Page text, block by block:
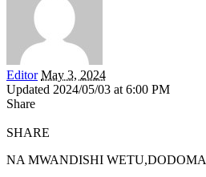
Editor May 3, 2024
Updated 2024/05/03 at 6:00 PM
Share
SHARE
NA MWANDISHI WETU,DODOMA